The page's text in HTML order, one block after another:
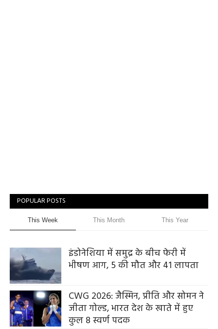
POPULAR POSTS
This Week This Month This Year
इंडोनेशिया में समुद्र के बीच फेरी में
भीषण आग, 5 की मौत और 41 लापता
CWG 2026: जैस्मिन, प्रीति और सोमन ने
जीता गोल्ड, भारत देश के खाते में हुए
कुल 8 स्वर्ण पदक